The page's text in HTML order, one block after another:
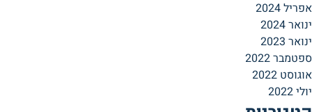
אפריל 2024
ינואר 2024
ינואר 2023
ספטמבר 2022
אוגוסט 2022
יולי 2022